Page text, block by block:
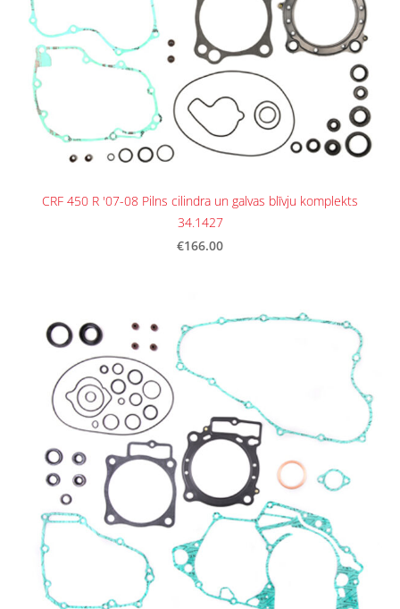
CRF 450 R '07-08 Pilns cilindra un galvas blīvju komplekts
34.1427
€166.00